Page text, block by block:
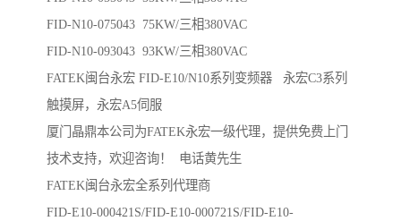
FID-N10-075043 75KW/三相380VAC
FID-N10-093043 93KW/三相380VAC
FATEK闽台永宏 FID-E10/N10系列变频器 永宏C3系列
触摸屏，永宏A5伺服
厦门晶鼎本公司为FATEK永宏一级代理，提供免费上门
技术支持，欢迎咨询！ 电话黄先生
FATEK闽台永宏全系列代理商
FID-E10-000421S/FID-E10-000721S/FID-E10-